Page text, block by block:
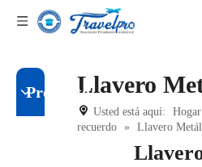
ProductoLlavero
Usted está aquí: Hogar
recuerdo
» Llavero